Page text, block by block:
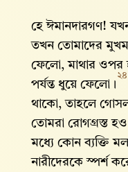
হে ঈমানদারগণ!
তখন তোমাদের
ফেলো, মাথার ওপর
পর্যন্ত ধুয়ে ফেলো।
২৪
থাকো, তাহলে
তোমরা রোগগ্রস্ত
মধ্যে কোন ব্যক্তি
নারীদেরকে স্পর্শ